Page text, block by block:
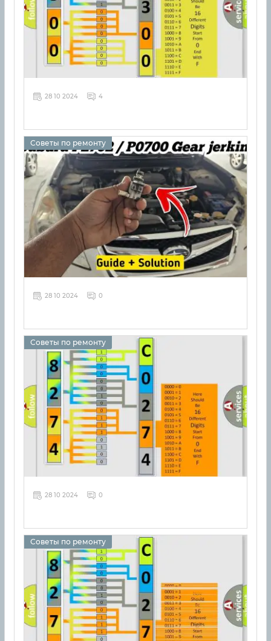
28 10 2024 4
Советы по ремонту
28 10 2024 0
Советы по ремонту
28 10 2024 0
Советы по ремонту